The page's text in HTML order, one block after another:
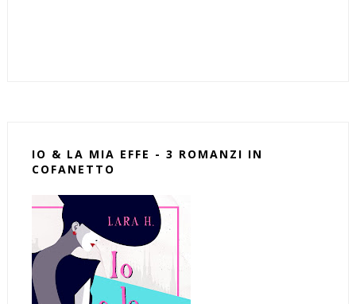
IO & LA MIA EFFE - 3 ROMANZI IN
COFANETTO